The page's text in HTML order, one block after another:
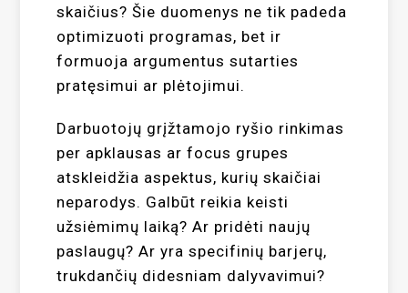
skaičius? Šie duomenys ne tik padeda
optimizuoti programas, bet ir
formuoja argumentus sutarties
pratęsimui ar plėtojimui.
Darbuotojų grįžtamojo ryšio rinkimas
per apklausas ar focus grupes
atskleidžia aspektus, kurių skaičiai
neparodys. Galbūt reikia keisti
užsiėmimų laiką? Ar pridėti naujų
paslaugų? Ar yra specifinių barjerų,
trukdančių didesniam dalyvavimui?